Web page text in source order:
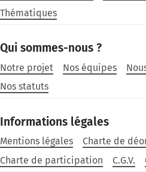
Thématiques
Qui sommes-nous ?
Notre projet Nos équipes
Nos statuts
Informations légales
Mentions légales
Charte de
Charte de participation
C.G.V.